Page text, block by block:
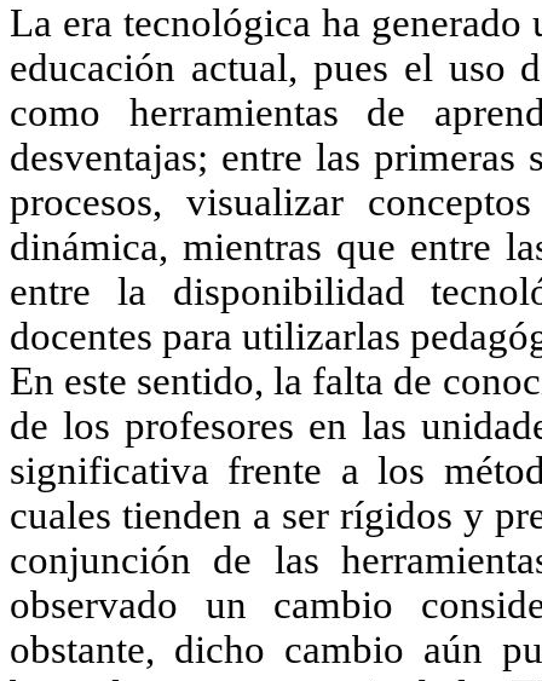
La era tecnológica ha
educación actual, pues el uso
como herramientas de
desventajas; entre las
procesos, visualizar
dinámica, mientras que entre
entre la disponibilidad
docentes para utilizarlas
En este sentido, la falta de
de los profesores en las
significativa frente a los
cuales tienden a ser rígidos y
conjunción de las
observado un cambio
obstante, dicho cambio aún